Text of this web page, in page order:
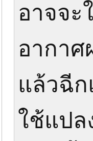
อาจจะ
อากาศ
แล้วฉี
ใช้แปล